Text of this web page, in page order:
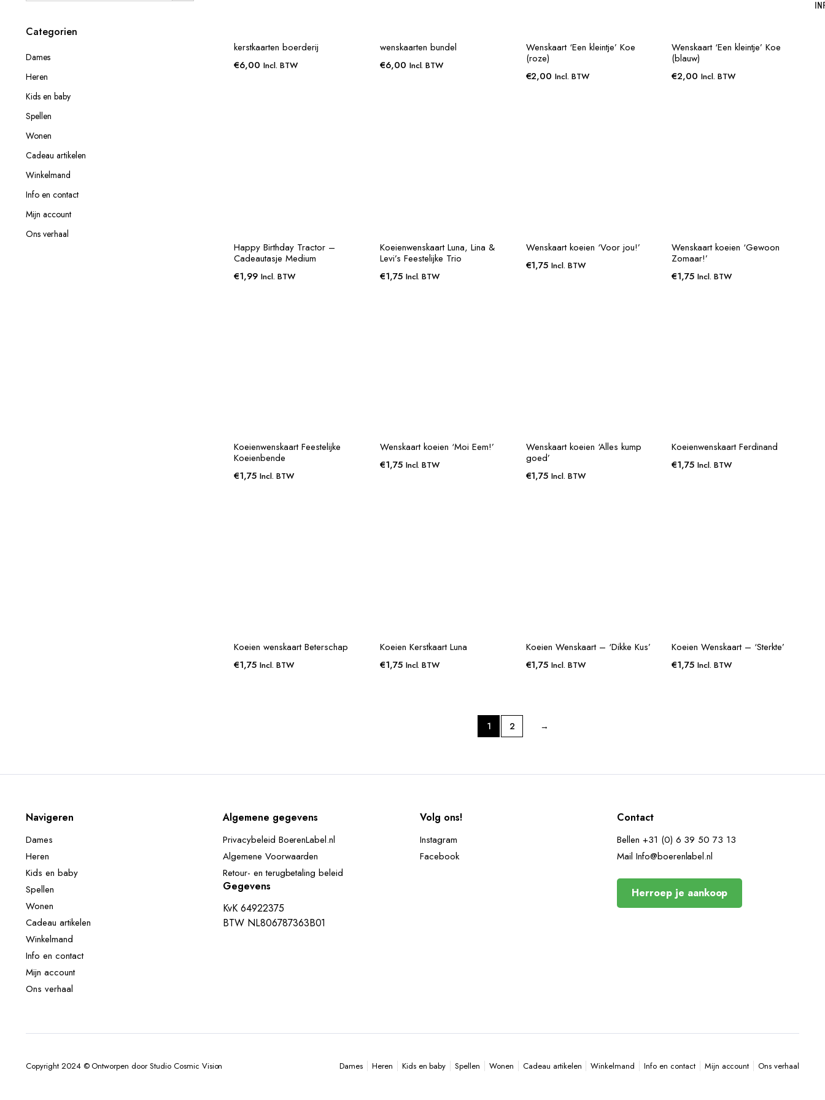
kerstkaarten boerderij
€6,00 Incl. BTW
wenskaarten bundel
€6,00 Incl. BTW
Wenskaart ‘Een kleintje’ Koe
(roze)
€2,00 Incl. BTW
Wenskaart ‘Een kleintje’ Koe
(blauw)
€2,00 Incl. BTW
Happy Birthday Tractor –
Cadeautasje Medium
€1,99 Incl. BTW
Koeienwenskaart Luna, Lina &
Levi’s Feestelijke Trio
€1,75 Incl. BTW
Wenskaart koeien ‘Voor jou!’
€1,75 Incl. BTW
Wenskaart koeien ‘Gewoon
Zomaar!’
€1,75 Incl. BTW
Koeienwenskaart Feestelijke
Koeienbende
€1,75 Incl. BTW
Wenskaart koeien ‘Moi Eem!’
€1,75 Incl. BTW
Wenskaart koeien ‘Alles kump
goed’
€1,75 Incl. BTW
Koeienwenskaart Ferdinand
€1,75 Incl. BTW
Koeien wenskaart Beterschap
€1,75 Incl. BTW
Koeien Kerstkaart Luna
€1,75 Incl. BTW
Koeien Wenskaart – ‘Dikke Kus’
€1,75 Incl. BTW
Koeien Wenskaart – ‘Sterkte’
€1,75 Incl. BTW
1 2 →
Categorien
Dames
Heren
Kids en baby
Spellen
Wonen
Cadeau artikelen
Winkelmand
Info en contact
Mijn account
Ons verhaal
Navigeren
Dames
Heren
Kids en baby
Spellen
Wonen
Cadeau artikelen
Winkelmand
Info en contact
Mijn account
Ons verhaal
Algemene gegevens
Privacybeleid BoerenLabel.nl
Algemene Voorwaarden
Retour- en terugbetaling beleid
Gegevens
KvK 64922375
BTW NL806787363B01
Volg ons!
Instagram
Facebook
Contact
Bellen +31 (0) 6 39 50 73 13
Mail Info@boerenlabel.nl
Herroep je aankoop
Copyright 2024 © Ontworpen door Studio Cosmic Vision Dames Heren Kids en baby Spellen Wonen Cadeau artikelen Winkelmand Info en contact Mijn account Ons verhaal